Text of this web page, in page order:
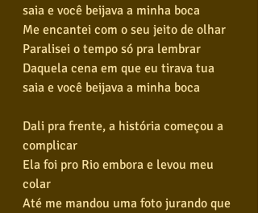
saia e você beijava a minha boca
Me encantei com o seu jeito de olhar
Paralisei o tempo só pra lembrar
Daquela cena em que eu tirava tua
saia e você beijava a minha boca
Dali pra frente, a história começou a
complicar
Ela foi pro Rio embora e levou meu
colar
Até me mandou uma foto jurando que